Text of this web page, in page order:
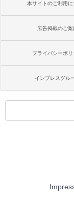
本サイトのご利用に
広告掲載のご案
プライバシーポリ
インプレスグル